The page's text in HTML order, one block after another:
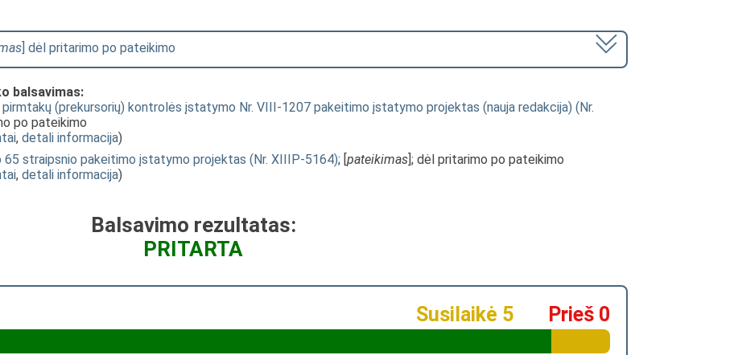
] dėl pritarimo po pateikimo
balsavimas:
pirmtakų (prekursorių) kontrolės įstatymo Nr. VIII-1207 pakeitimo įstatymo projektas (nauja redakcija) (Nr.
po pateikimo
, detali informacija)
65 straipsnio pakeitimo įstatymo projektas (Nr. XIIIP-5164); [pateikimas]; dėl pritarimo po pateikimo
, detali informacija)
Balsavimo rezultatas:
PRITARTA
Prieš 0
Susilaikė 5